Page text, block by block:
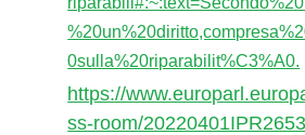
0sulla%20riparabilit%C3%A0.
https://
ss-room/